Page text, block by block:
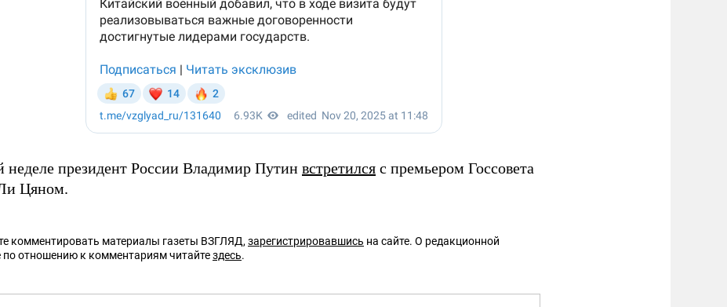
неделе президент России Владимир Путин встретился с премьером Госсовета
Цяном.
комментировать материалы газеты ВЗГЛЯД, зарегистрировавшись на сайте. О редакционной
по отношению к комментариям читайтездесь.